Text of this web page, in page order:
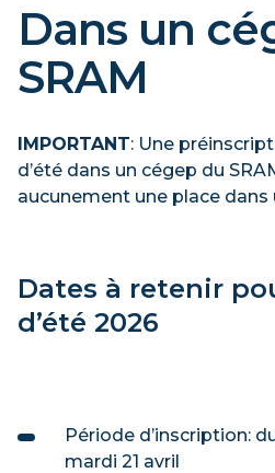
Dans un
SRAM
IMPORTANT: Une
d’été dans un cégep du
aucunement une place dans
Dates à retenir
d’été 2026
Période d’inscription:
mardi 21 avril